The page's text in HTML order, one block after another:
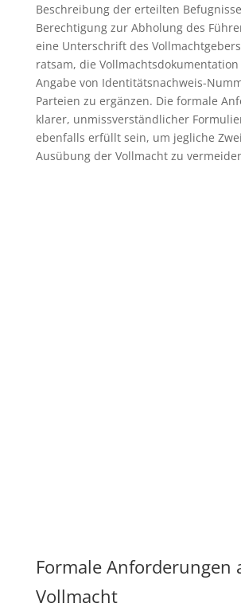
Beschreibung der erteilten
Berechtigung zur Abholung des
eine Unterschrift des
ratsam, die
Angabe von Identitätsnachweis-
Parteien zu ergänzen. Die formale
klarer, unmissverständlicher
ebenfalls erfüllt sein, um jegliche
Ausübung der Vollmacht zu
Formale Anforderungen
Vollmacht